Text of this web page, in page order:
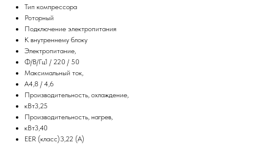
Тип компрессора
Роторный
Подключение электропитания
К внутреннему блоку
Электропитание,
Ф/В/Гц1 / 220 / 50
Максимальный ток,
А4,8 / 4,6
Производительность, охлаждение,
кВт3,25
Производительность, нагрев,
кВт3,40
EER (класс)3,22 (A)